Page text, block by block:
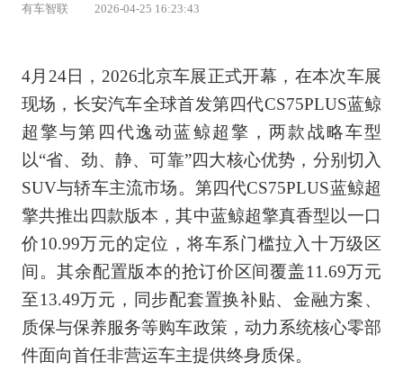
有车智联 2026-04-25 16:23:43
4月24日，2026北京车展正式开幕，在本次车展
现场，长安汽车全球首发第四代CS75PLUS蓝鲸
超擎与第四代逸动蓝鲸超擎，两款战略车型
以“省、劲、静、可靠”四大核心优势，分别切入
SUV与轿车主流市场。第四代CS75PLUS蓝鲸超
擎共推出四款版本，其中蓝鲸超擎真香型以一口
价10.99万元的定位，将车系门槛拉入十万级区
间。其余配置版本的抢订价区间覆盖11.69万元
至13.49万元，同步配套置换补贴、金融方案、
质保与保养服务等购车政策，动力系统核心零部
件面向首任非营运车主提供终身质保。